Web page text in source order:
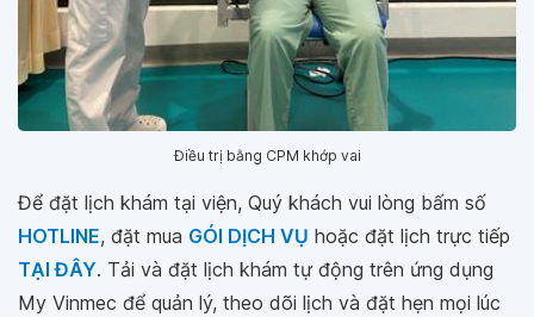
Điều trị bằng CPM khớp vai
Để đặt lịch khám tại viện, Quý khách vui lòng bấm số
HOTLINE, đặt mua GÓI DỊCH VỤ hoặc đặt lịch trực tiếp
TẠI ĐÂY. Tải và đặt lịch khám tự động trên ứng dụng
My Vinmec để quản lý, theo dõi lịch và đặt hẹn mọi lúc